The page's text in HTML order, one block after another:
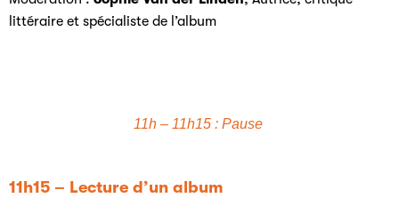
littéraire et spécialiste de l’album
11h – 11h15 : Pause
11h15 – Lecture d’un album